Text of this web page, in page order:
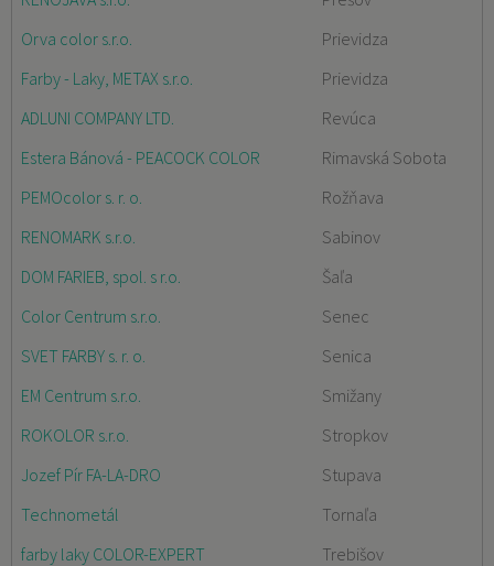
Orva color s.r.o.
Prievidza
Farby - Laky, METAX s.r.o.
Prievidza
ADLUNI COMPANY LTD.
Revúca
Estera Bánová - PEACOCK COLOR
Rimavská Sobota
PEMOcolor s. r. o.
Rožňava
RENOMARK s.r.o.
Sabinov
DOM FARIEB, spol. s r.o.
Šaľa
Color Centrum s.r.o.
Senec
SVET FARBY s. r. o.
Senica
EM Centrum s.r.o.
Smižany
ROKOLOR s.r.o.
Stropkov
Jozef Pír FA-LA-DRO
Stupava
Technometál
Tornaľa
farby laky COLOR-EXPERT
Trebišov